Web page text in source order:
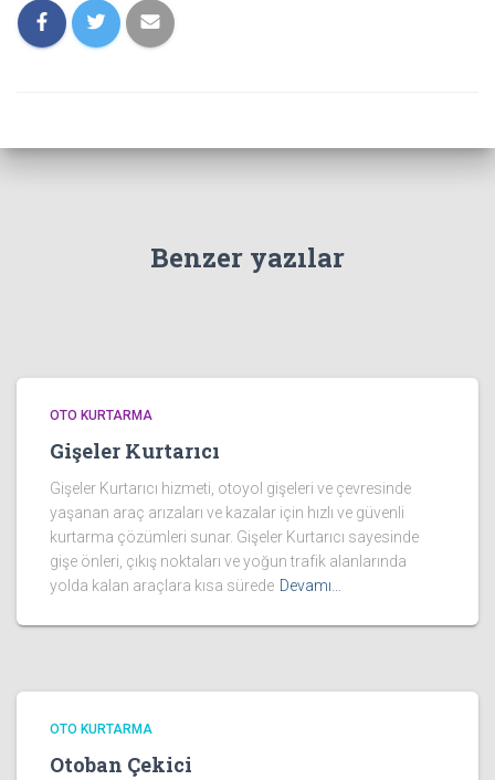
Benzer yazılar
OTO KURTARMA
Gişeler Kurtarıcı
Gişeler Kurtarıcı hizmeti, otoyol gişeleri ve çevresinde
yaşanan araç arızaları ve kazalar için hızlı ve güvenli
kurtarma çözümleri sunar. Gişeler Kurtarıcı sayesinde
gişe önleri, çıkış noktaları ve yoğun trafik alanlarında
yolda kalan araçlara kısa sürede Devamı…
OTO KURTARMA
Otoban Çekici